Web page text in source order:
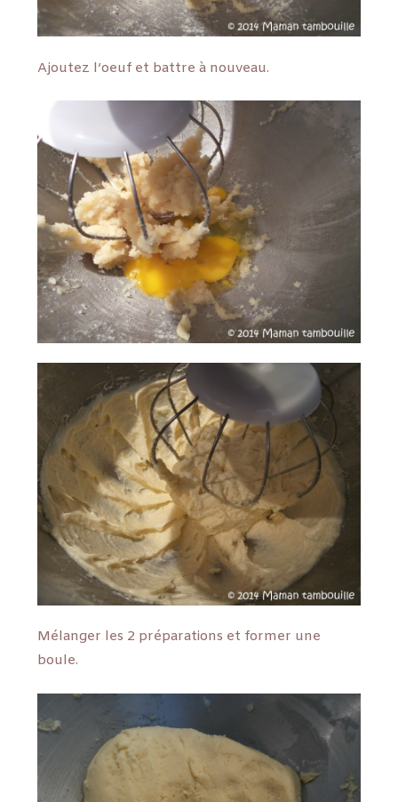
Ajoutez l’oeuf et battre à nouveau.
Mélanger les 2 préparations et former une
boule.